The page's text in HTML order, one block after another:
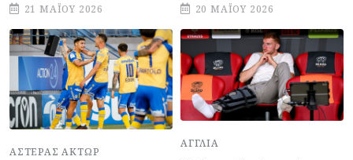
21 ΜΑΪ́ΟΥ 2026 20 ΜΑΪ́ΟΥ 2026
ΑΣΤΈΡΑΣ ΆΚΤΩΡ
ΑΓΓΛΊΑ